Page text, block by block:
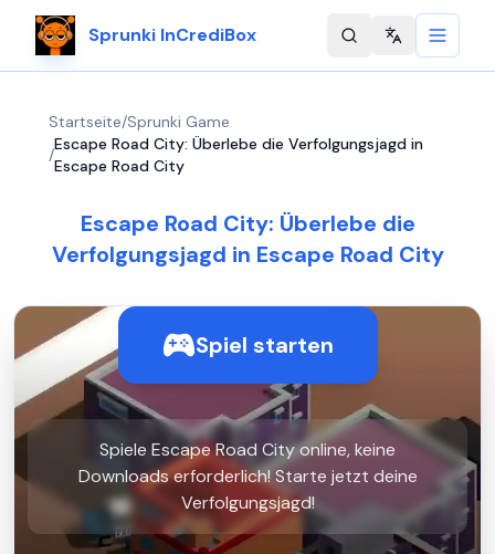
Sprunki InCrediBox Change
Startseite/Sprunki Game
/
Escape Road City: Überlebe die Verfolgungsjagd in
Escape Road City
Escape Road City: Überlebe die
Verfolgungsjagd in Escape Road City
Spiel starten
Spiele Escape Road City online, keine
Downloads erforderlich! Starte jetzt deine
Verfolgungsjagd!